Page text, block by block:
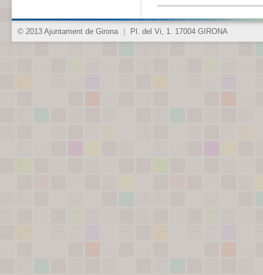
© 2013 Ajuntament de Girona Pl. del Vi, 1. 17004 GIRONA